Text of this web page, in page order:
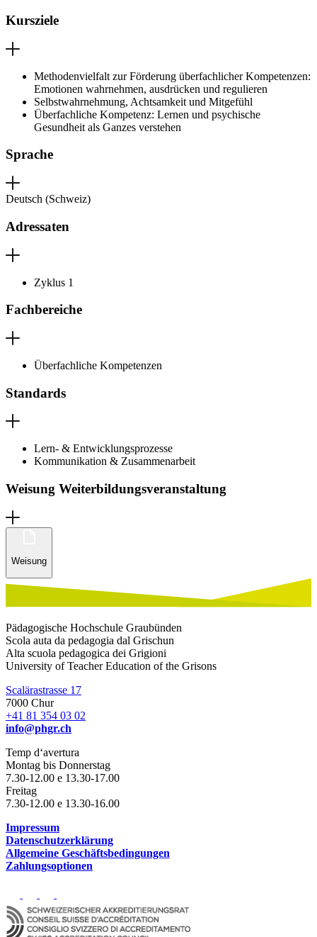
Kursziele
Methodenvielfalt zur Förderung überfachlicher Kompetenzen:
Emotionen wahrnehmen, ausdrücken und regulieren
Selbstwahrnehmung, Achtsamkeit und Mitgefühl
Überfachliche Kompetenz: Lernen und psychische
Gesundheit als Ganzes verstehen
Sprache
Deutsch (Schweiz)
Adressaten
Zyklus 1
Fachbereiche
Überfachliche Kompetenzen
Standards
Lern- & Entwicklungsprozesse
Kommunikation & Zusammenarbeit
Weisung Weiterbildungsveranstaltung
Weisung
Pädagogische Hochschule Graubünden
Scola auta da pedagogia dal Grischun
Alta scuola pedagogica dei Grigioni
University of Teacher Education of the Grisons
Scalärastrasse 17
7000 Chur
+41 81 354 03 02
info@phgr.ch
Temp d‘avertura
Montag bis Donnerstag
7.30-12.00 e 13.30-17.00
Freitag
7.30-12.00 e 13.30-16.00
Impressum
Datenschutzerklärung
Allgemeine Geschäftsbedingungen
Zahlungsoptionen